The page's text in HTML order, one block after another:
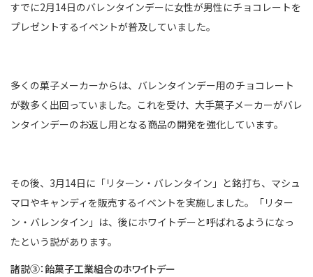
すでに2月14日のバレンタインデーに女性が男性にチョコレートを
プレゼントするイベントが普及していました。
多くの菓子メーカーからは、バレンタインデー用のチョコレート
が数多く出回っていました。これを受け、大手菓子メーカーがバレ
ンタインデーのお返し用となる商品の開発を強化しています。
その後、3月14日に「リターン・バレンタイン」と銘打ち、マシュ
マロやキャンディを販売するイベントを実施しました。「リター
ン・バレンタイン」は、後にホワイトデーと呼ばれるようになっ
たという説があります。
諸説➂：飴菓子工業組合のホワイトデー